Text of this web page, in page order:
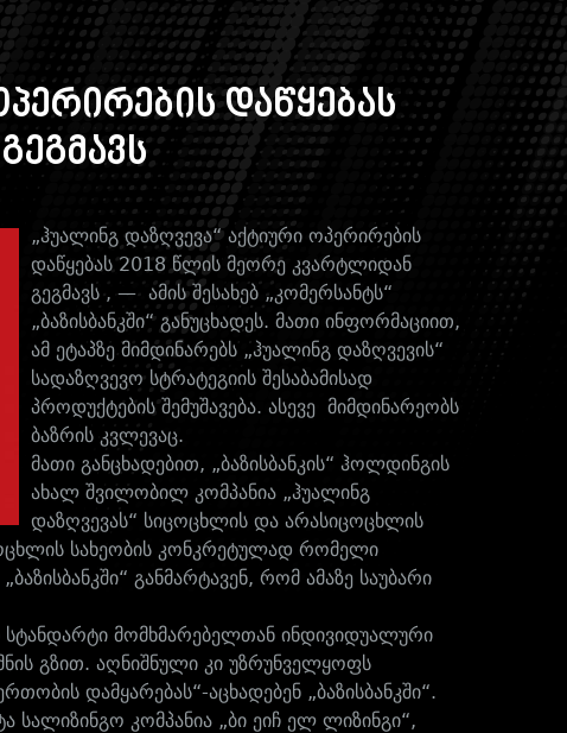
დაწყებას
„ჰუალინგ დაზღვევა“ აქტიური ოპერირების
დაწყებას 2018 წლის მეორე კვარტლიდან
გეგმავს , — ამის შესახებ „კომერსანტს“
„ბაზისბანკში“ განუცხადეს. მათი ინფორმაციით,
ამ ეტაპზე მიმდინარებს „ჰუალინგ დაზღვევის“
სადაზღვევო სტრატეგიის შესაბამისად
პროდუქტების შემუშავება. ასევე მიმდინარეობს
ბაზრის კვლევაც.
მათი განცხადებით, „ბაზისბანკის“ ჰოლდინგის
ახალ შვილობილ კომპანია „ჰუალინგ
დაზღვევას“ სიცოცხლის და არასიცოცხლის
სახეობის კონკრეტულად რომელი
განმარტავენ, რომ ამაზე საუბარი
სტანდარტი მომხმარებელთან ინდივიდუალური
გზით. აღნიშნული კი უზრუნველყოფს
დამყარებას“-აცხადებენ „ბაზისბანკში“.
სალიზინგო კომპანია „ბი ეიჩ ელ ლიზინგი“,